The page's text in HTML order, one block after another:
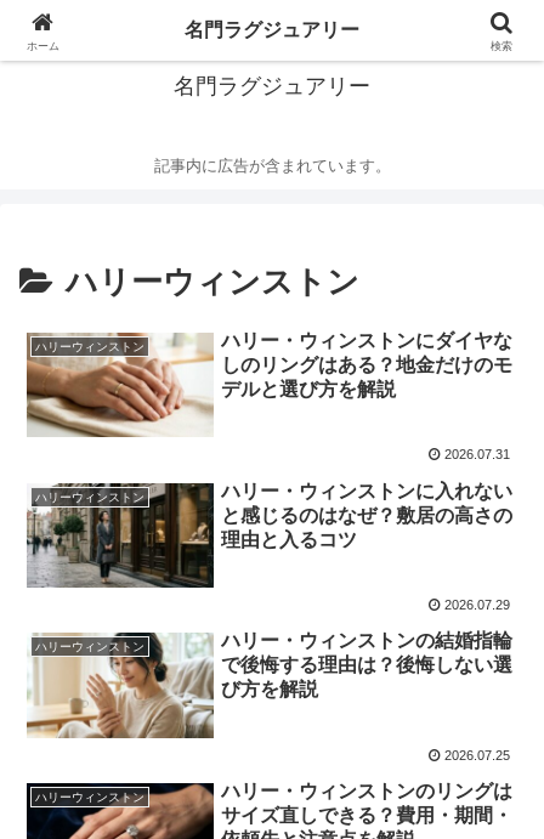
華麗なるハイブランドの世界
名門ラグジュアリー
記事内に広告が含まれています。
ハリーウィンストン
ハリーウィンストン
ハリー・ウィンストンにダイヤな
しのリングはある？地金だけのモ
デルと選び方を解説
2026.07.31
ハリーウィンストン
ハリー・ウィンストンに入れない
と感じるのはなぜ？敷居の高さの
理由と入るコツ
2026.07.29
ハリーウィンストン
ハリー・ウィンストンの結婚指輪
で後悔する理由は？後悔しない選
び方を解説
2026.07.25
ハリーウィンストン
ハリー・ウィンストンのリングは
サイズ直しできる？費用・期間・
ホーム
名門ラグジュアリー
検索